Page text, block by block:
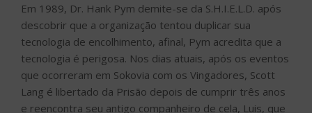
Em 1989, Dr. Hank Pym demite-se da S.H.I.E.L.D. após
descobrir que a organização tentou duplicar sua
tecnologia de encolhimento, afinal, Pym acredita que a
tecnologia é perigosa. Nos dias atuais, após os eventos
que ocorreram em Sokovia com os Vingadores, Scott
Lang é libertado da Prisão depois de cumprir três anos
e reencontra seu antigo companheiro de cela, Luis, que